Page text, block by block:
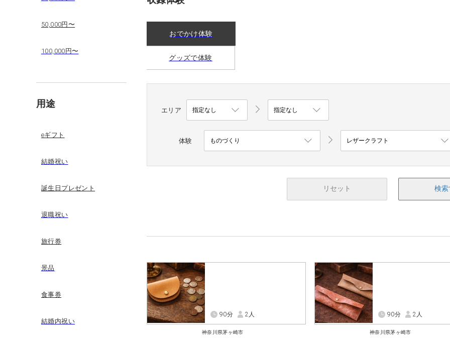
50,000円〜
100,000円〜
用途
eギフト
結婚祝い
誕生日プレゼント
退職祝い
旅行券
景品
食事券
結婚内祝い
おでかけ体験
グッズで体験
エリア
体験
リセット 検索
神奈川県茅ヶ崎市
90分 2人
神奈川県茅ヶ崎市
90分 2人